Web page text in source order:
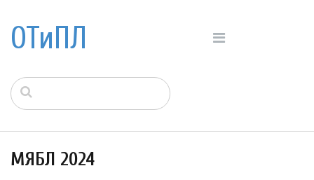
ОТиПЛ
МЯБЛ 2024